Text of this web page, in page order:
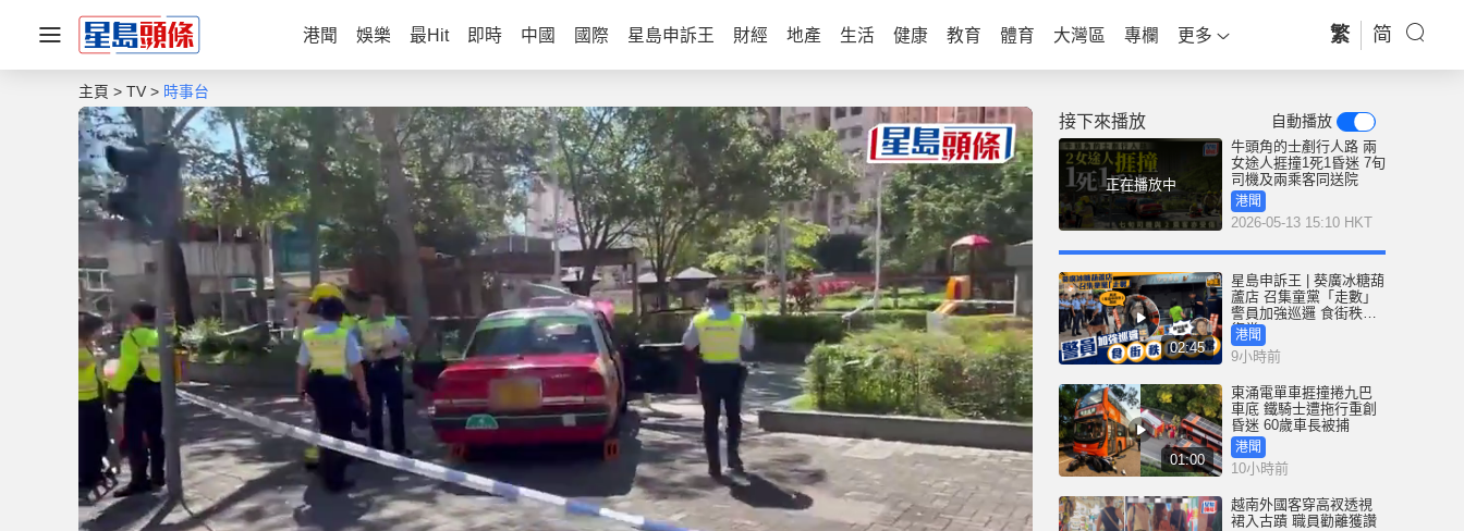
港聞 娛樂 最Hit 即時 中國 國際 星島申訴王 財經 地產 生活 健康 教育 體育 大灣區 專欄 更多 繁 简
主頁 TV 時事台
接下來播放 自動播放
正在播放中
牛頭角的士剷行人路 兩
女途人捱撞1死1昏迷 7旬
司機及兩乘客同送院
港聞
2026-05-13 15:10 HKT
02:45
星島申訴王 | 葵廣冰糖葫
蘆店 召集童黨「走數」
警員加強巡邏 食街秩序
復常
港聞
9小時前
01:00
東涌電單車捱撞捲九巴
車底 鐵騎士遭拖行重創
昏迷 60歲車長被捕
港聞
10小時前
越南外國客穿高衩透視
裙入古蹟 職員勸離獲讚